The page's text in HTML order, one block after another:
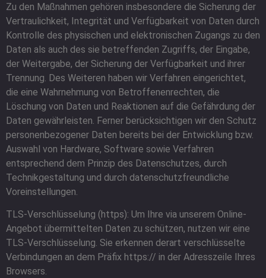
Zu den Maßnahmen gehören insbesondere die Sicherung der
Vertraulichkeit, Integrität und Verfügbarkeit von Daten durch
Kontrolle des physischen und elektronischen Zugangs zu den
Daten als auch des sie betreffenden Zugriffs, der Eingabe,
der Weitergabe, der Sicherung der Verfügbarkeit und ihrer
Trennung. Des Weiteren haben wir Verfahren eingerichtet,
die eine Wahrnehmung von Betroffenenrechten, die
Löschung von Daten und Reaktionen auf die Gefährdung der
Daten gewährleisten. Ferner berücksichtigen wir den Schutz
personenbezogener Daten bereits bei der Entwicklung bzw.
Auswahl von Hardware, Software sowie Verfahren
entsprechend dem Prinzip des Datenschutzes, durch
Technikgestaltung und durch datenschutzfreundliche
Voreinstellungen.
TLS-Verschlüsselung (https): Um Ihre via unserem Online-
Angebot übermittelten Daten zu schützen, nutzen wir eine
TLS-Verschlüsselung. Sie erkennen derart verschlüsselte
Verbindungen an dem Präfix https:// in der Adresszeile Ihres
Browsers.